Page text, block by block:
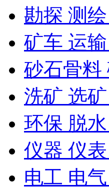
勘探 测
矿车 运
砂石骨料
洗矿 选
环保 脱
仪器 仪
电工 电